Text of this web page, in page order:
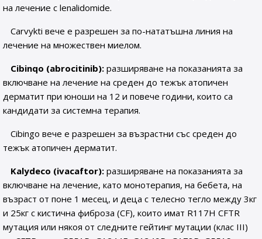
на лечение с lenalidomide.
Carvykti вече е разрешен за по-нататъшна линия на
лечение на множествен миелом.
Cibinqo (abrocitinib): разширяване на показанията за
включване на лечение на среден до тежък атопичен
дерматит при юноши на 12 и повече години, които са
кандидати за системна терапия.
Cibingo вече е разрешен за възрастни със среден до
тежък атопичен дерматит.
Kalydeco (ivacaftor): разширяване на показанията за
включване на лечение, като монотерапия, на бебета, на
възраст от поне 1 месец, и деца с телесно тегло между 3кг
и 25кг с кистична фиброза (CF), които имат R117H CFTR
мутация или някоя от следните гейтинг мутации (клас III)